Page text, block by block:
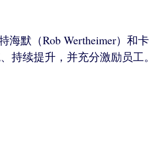
默（Rob Wertheimer）和
持续提升，并充分激励员